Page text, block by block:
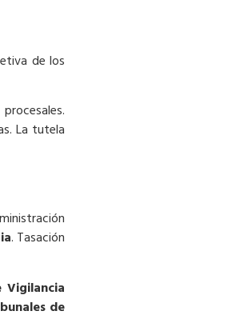
de los
La tutela
. Tasación
Vigilancia
de